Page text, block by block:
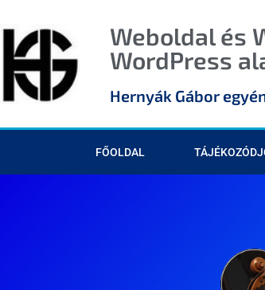
Weboldal és
WordPress
Hernyák Gábor
FŐOLDAL